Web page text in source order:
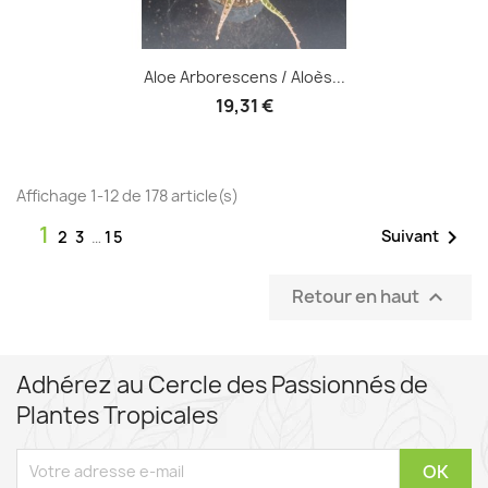
Aloe Arborescens / Aloès...
19,31 €
Affichage 1-12 de 178 article(s)
1 2 3 … 15 Suivant 
Retour en haut 
Adhérez au Cercle des Passionnés de
Plantes Tropicales